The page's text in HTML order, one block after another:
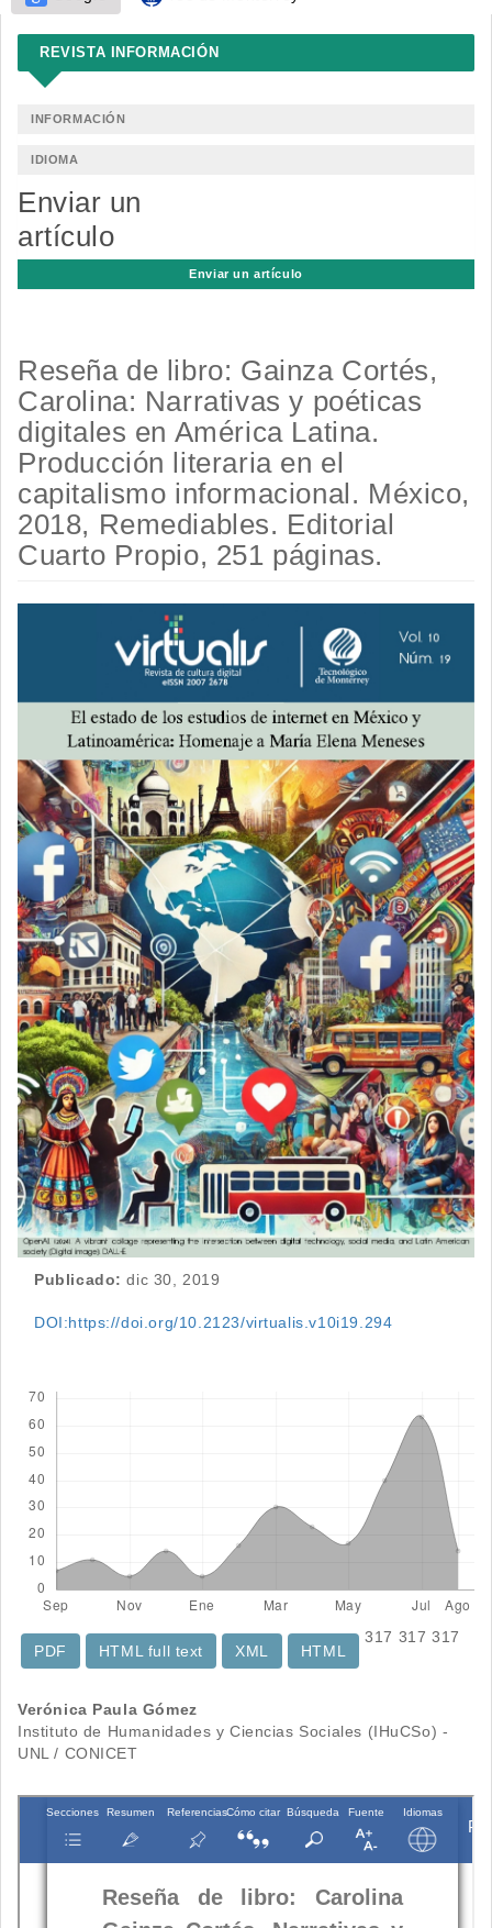
REVISTA INFORMACIÓN
INFORMACIÓN
IDIOMA
Enviar un
artículo
Enviar un artículo
Reseña de libro: Gainza Cortés,
Carolina: Narrativas y poéticas
digitales en América Latina.
Producción literaria en el
capitalismo informacional. México,
2018, Remediables. Editorial
Cuarto Propio, 251 páginas.
del
artículo
Publicado: dic 30, 2019
DOI:https://doi.org/10.2123/virtualis.v10i19.294
317
PDF
317
HTML full text
XML
317
HTML
Contenido
principal
del
artículo
Verónica Paula Gómez
Instituto de Humanidades y Ciencias Sociales (IHuCSo) -
UNL / CONICET